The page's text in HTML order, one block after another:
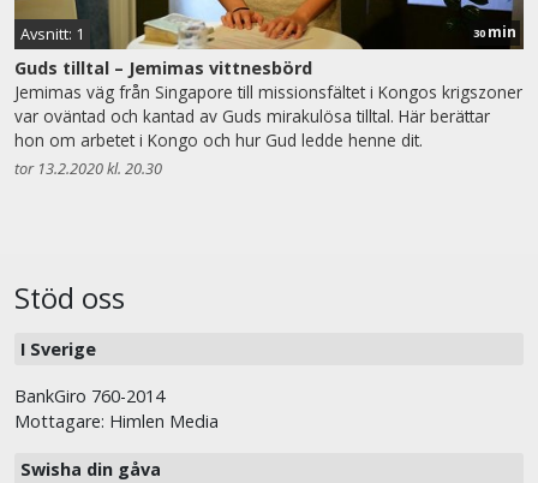
Avsnitt: 1 30 min
Guds tilltal – Jemimas vittnesbörd
Jemimas väg från Singapore till missionsfältet i Kongos krigszoner
var oväntad och kantad av Guds mirakulösa tilltal. Här berättar
hon om arbetet i Kongo och hur Gud ledde henne dit.
tor 13.2.2020 kl. 20.30
Stöd oss
I Sverige
BankGiro 760-2014
Mottagare: Himlen Media
Swisha din gåva